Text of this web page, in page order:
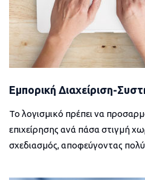
Εμπορική Διαχείριση-
Το λογισμικό πρέπει να
επιχείρησης ανά πάσα στιγμή
σχεδιασμός, αποφεύγοντας